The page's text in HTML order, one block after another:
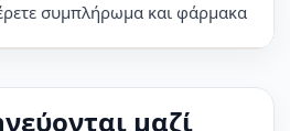
συμπλήρωμα και φάρμακα
μαζί